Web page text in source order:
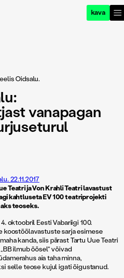
kava
Oidsalu.
vanapagan
22.11.2017
Teatri ja Von Krahli Teatri lavastust
kahtluseta EV 100 teatriprojekti
teoseks.
oktoobril Eesti Vabariigi 100.
koostöölavastuste sarja esimese
kanda, siis pärast Tartu Uue Teatri
ilmub ­öösel“ võivad
aia taha minna,
selle teose kujul igati õigustanud.